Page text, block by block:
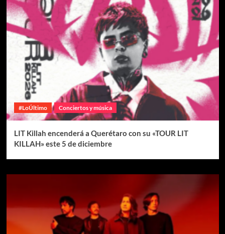
#LoÚltimo Conciertos y música
LIT Killah encenderá a Querétaro con su «TOUR LIT
KILLAH» este 5 de diciembre